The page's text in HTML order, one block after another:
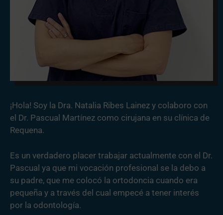
¡Hola! Soy la Dra. Natalia Ribes Lainez y colaboro con
el Dr. Pascual Martínez como cirujana en su clínica de
Requena.
Es un verdadero placer trabajar actualmente con el Dr.
Pascual ya que mi vocación profesional se la debo a
su padre, que me colocó la ortodoncia cuando era
pequeña y a través del cual empecé a tener interés
por la odontología.